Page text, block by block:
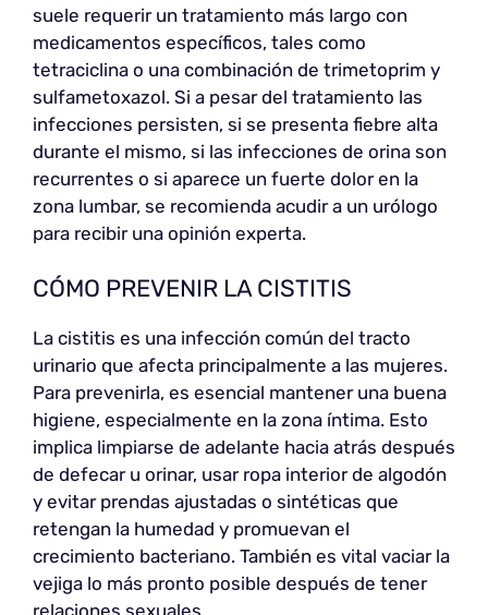
suele requerir un tratamiento más largo con
medicamentos específicos, tales como
tetraciclina o una combinación de trimetoprim y
sulfametoxazol. Si a pesar del tratamiento las
infecciones persisten, si se presenta fiebre alta
durante el mismo, si las infecciones de orina son
recurrentes o si aparece un fuerte dolor en la
zona lumbar, se recomienda acudir a un urólogo
para recibir una opinión experta.
CÓMO PREVENIR LA CISTITIS
La cistitis es una infección común del tracto
urinario que afecta principalmente a las mujeres.
Para prevenirla, es esencial mantener una buena
higiene, especialmente en la zona íntima. Esto
implica limpiarse de adelante hacia atrás después
de defecar u orinar, usar ropa interior de algodón
y evitar prendas ajustadas o sintéticas que
retengan la humedad y promuevan el
crecimiento bacteriano. También es vital vaciar la
vejiga lo más pronto posible después de tener